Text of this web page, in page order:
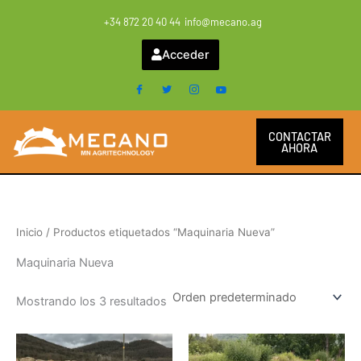
+34 872 20 40 44 info@mecano.ag
Acceder
CONTACTAR
AHORA
Inicio / Productos etiquetados “Maquinaria Nueva”
Maquinaria Nueva
Mostrando los 3 resultados
Este
Este